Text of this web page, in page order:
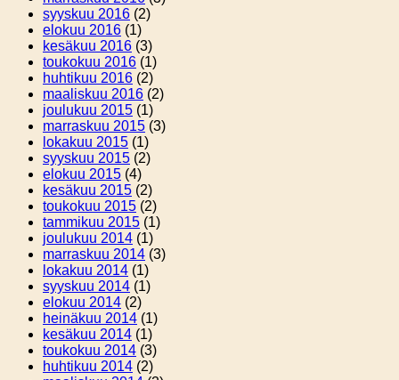
syyskuu 2016 (2)
elokuu 2016 (1)
kesäkuu 2016 (3)
toukokuu 2016 (1)
huhtikuu 2016 (2)
maaliskuu 2016 (2)
joulukuu 2015 (1)
marraskuu 2015 (3)
lokakuu 2015 (1)
syyskuu 2015 (2)
elokuu 2015 (4)
kesäkuu 2015 (2)
toukokuu 2015 (2)
tammikuu 2015 (1)
joulukuu 2014 (1)
marraskuu 2014 (3)
lokakuu 2014 (1)
syyskuu 2014 (1)
elokuu 2014 (2)
heinäkuu 2014 (1)
kesäkuu 2014 (1)
toukokuu 2014 (3)
huhtikuu 2014 (2)